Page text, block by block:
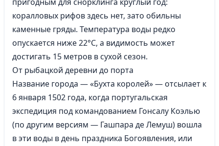
коралловых рифов здесь нет, зато обильны
каменные гряды. Температура воды редко
опускается ниже 22°C, а видимость может
достигать 15 метров в сухой сезон.
От рыбацкой деревни до порта
Название города — «Бухта королей» — отсылает к
6 января 1502 года, когда португальская
экспедиция под командованием Гонсалу Коэлью
(по другим версиям — Гашпара де Лемуш) вошла
в эти воды в день праздника Богоявления, или